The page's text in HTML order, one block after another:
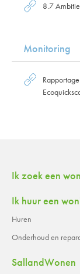
8.7
Monitoring
Ik zoek een
Ik huur een
Huren
Onderhoud en
SallandWonen